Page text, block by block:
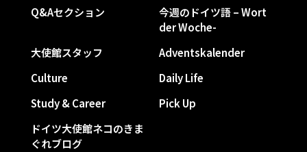
Q&Aセクション
今週のドイツ語 – Wort
der Woche-
大使館スタッフ
Adventskalender
Culture
Daily Life
Study & Career
Pick Up
ドイツ大使館ネコのきま
ぐれブログ